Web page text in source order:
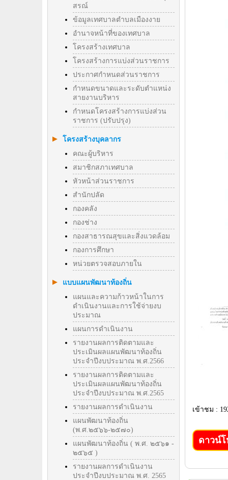
สรณ์
ข้อมูลเทศบาลตำบลเมืองงาย
อำนาจหน้าที่ของเทศบาล
โครงสร้างเทศบาล
โครงสร้างการแบ่งส่วนราชการ
ประกาศกำหนดส่วนราชการ
กำหนดขนาดและระดับตำแหน่ง
สายงานบริหาร
กำหนดโครงสร้างการแบ่งส่วน
ราชการ (ปรับปรุง)
โครงสร้างบุคลากร
คณะผู้บริหาร
สมาชิกสภาเทศบาล
หัวหน้าส่วนราชการ
สำนักปลัด
กองคลัง
กองช่าง
กองสาธารณสุขและสิ่งแวดล้อม
กองการศึกษา
หน่วยตรวจสอบภายใน
แบบแผนพัฒนาท้องถิ่น
แผนและความก้าวหน้าในการ
ดำเนินงานและการใช้จ่ายงบ
ประมาณ
แผนการดำเนินงาน
รายงานผลการติดตามและ
ประเมินผลแผนพัฒนาท้องถิ่น
ประจำปีงบประมาณ พ.ศ.2566
รายงานผลการติดตามและ
ประเมินผลแผนพัฒนาท้องถิ่น
ประจำปีงบประมาณ พ.ศ.2565
รายงานผลการดำเนินงาน
แผนพัฒนาท้องถิ่น
(พ.ศ.๒๕๖๖-๒๕๗๐)
แผนพัฒนาท้องถิ่น ( พ.ศ. ๒๕๖๑ -
๒๕๖๕ )
รายงานผลการดำเนินงาน
ประจำปีงบประมาณ พ.ศ. 2565
เข้าชม :
ดาวน์โ